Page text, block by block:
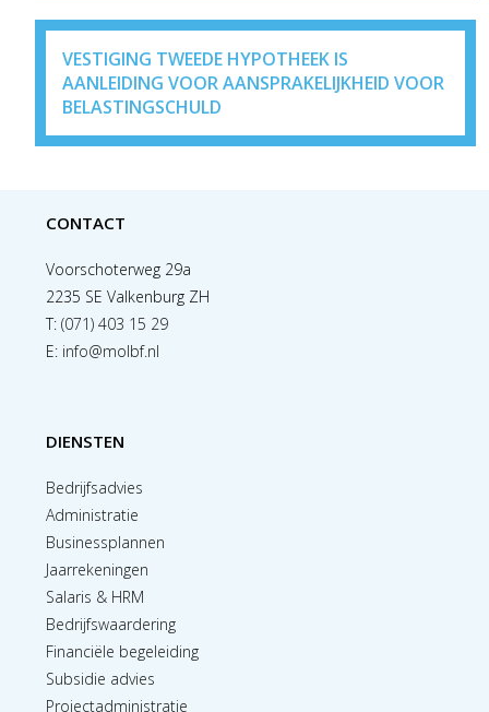
VESTIGING TWEEDE HYPOTHEEK IS
AANLEIDING VOOR AANSPRAKELIJKHEID VOOR
BELASTINGSCHULD
CONTACT
Voorschoterweg 29a
2235 SE Valkenburg ZH
T:(071) 403 15 29
E: info@molbf.nl
DIENSTEN
Bedrijfsadvies
Administratie
Businessplannen
Jaarrekeningen
Salaris & HRM
Bedrijfswaardering
Financiële begeleiding
Subsidie advies
Projectadministratie